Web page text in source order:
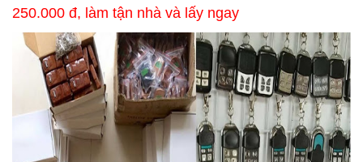
250.000 đ, làm tận nhà và lấy ngay